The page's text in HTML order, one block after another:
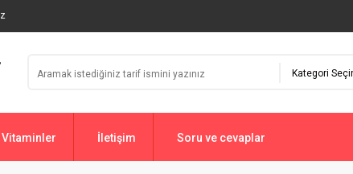
Vitaminler İletişim Soru ve cevaplar